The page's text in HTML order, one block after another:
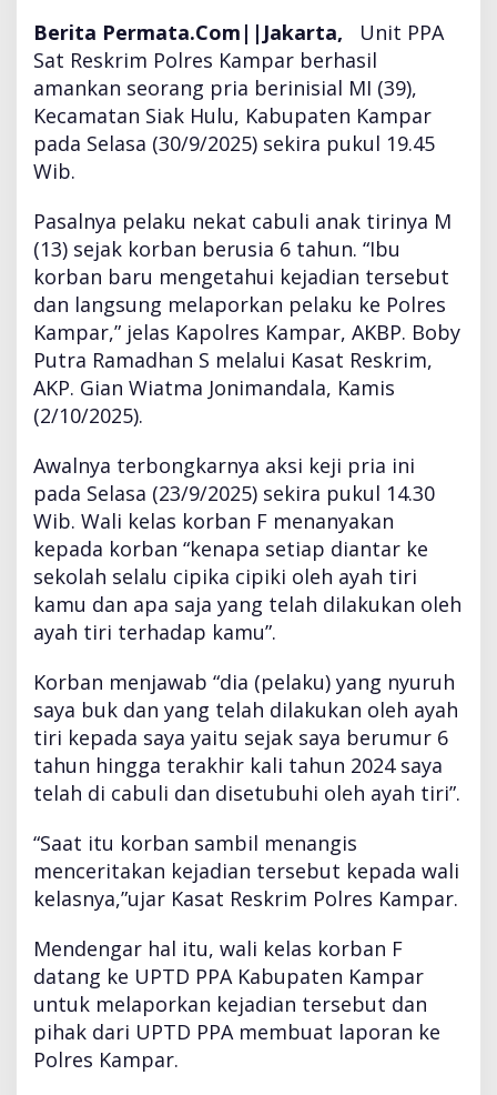
n
y
S
e
j
U
s
i
a
6
a
h
u
Berita Permata.Com|| Jakarta, Unit PPA
Sat Reskrim Polres Kampar berhasil
amankan seorang pria berinisial MI (39),
Kecamatan Siak Hulu, Kabupaten Kampar
pada Selasa (30/9/2025) sekira pukul 19.45
Wib.
Pasalnya pelaku nekat cabuli anak tirinya M
(13) sejak korban berusia 6 tahun. “Ibu
korban baru mengetahui kejadian tersebut
dan langsung melaporkan pelaku ke Polres
Kampar,” jelas Kapolres Kampar, AKBP. Boby
Putra Ramadhan S melalui Kasat Reskrim,
AKP. Gian Wiatma Jonimandala, Kamis
(2/10/2025).
Awalnya terbongkarnya aksi keji pria ini
pada Selasa (23/9/2025) sekira pukul 14.30
Wib. Wali kelas korban F menanyakan
kepada korban “kenapa setiap diantar ke
sekolah selalu cipika cipiki oleh ayah tiri
kamu dan apa saja yang telah dilakukan oleh
ayah tiri terhadap kamu”.
Korban menjawab “dia (pelaku) yang nyuruh
saya buk dan yang telah dilakukan oleh ayah
tiri kepada saya yaitu sejak saya berumur 6
tahun hingga terakhir kali tahun 2024 saya
telah di cabuli dan disetubuhi oleh ayah tiri”.
“Saat itu korban sambil menangis
menceritakan kejadian tersebut kepada wali
kelasnya,”ujar Kasat Reskrim Polres Kampar.
Mendengar hal itu, wali kelas korban F
datang ke UPTD PPA Kabupaten Kampar
untuk melaporkan kejadian tersebut dan
pihak dari UPTD PPA membuat laporan ke
Polres Kampar.